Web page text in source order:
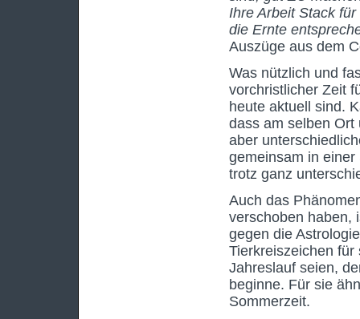
Ihre Arbeit Stack
die Ernte
Auszüge aus dem
Was nützlich und
vorchristlicher Zeit
heute aktuell sind.
dass am selben Ort
aber
gemeinsam in
trotz ganz
Auch das
verschoben haben,
gegen die
Tierkreiszeichen
Jahreslauf seien,
beginne. Für sie
Sommerzeit.